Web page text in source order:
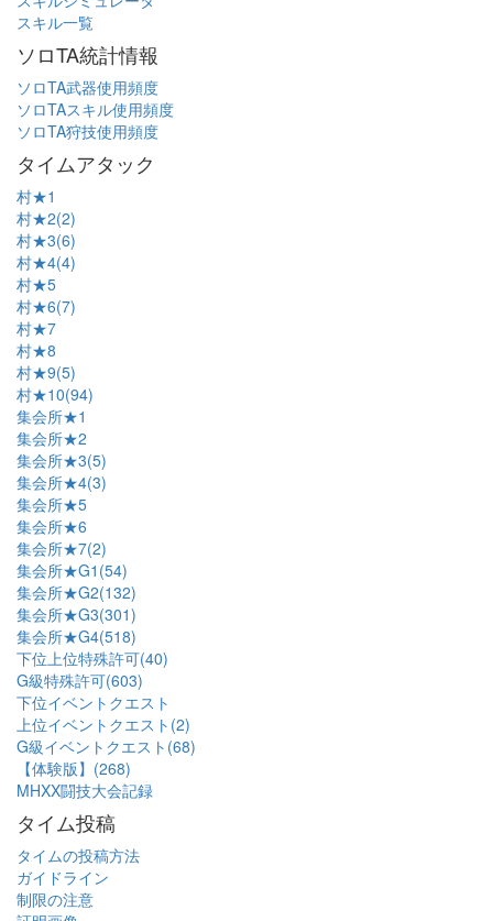
スキル一覧
ソロTA統計情報
ソロTA武器使用頻度
ソロTAスキル使用頻度
ソロTA狩技使用頻度
タイムアタック
村★1
村★2(2)
村★3(6)
村★4(4)
村★5
村★6(7)
村★7
村★8
村★9(5)
村★10(94)
集会所★1
集会所★2
集会所★3(5)
集会所★4(3)
集会所★5
集会所★6
集会所★7(2)
集会所★G1(54)
集会所★G2(132)
集会所★G3(301)
集会所★G4(518)
下位上位特殊許可(40)
G級特殊許可(603)
下位イベントクエスト
上位イベントクエスト(2)
G級イベントクエスト(68)
【体験版】(268)
MHXX闘技大会記録
タイム投稿
タイムの投稿方法
ガイドライン
制限の注意